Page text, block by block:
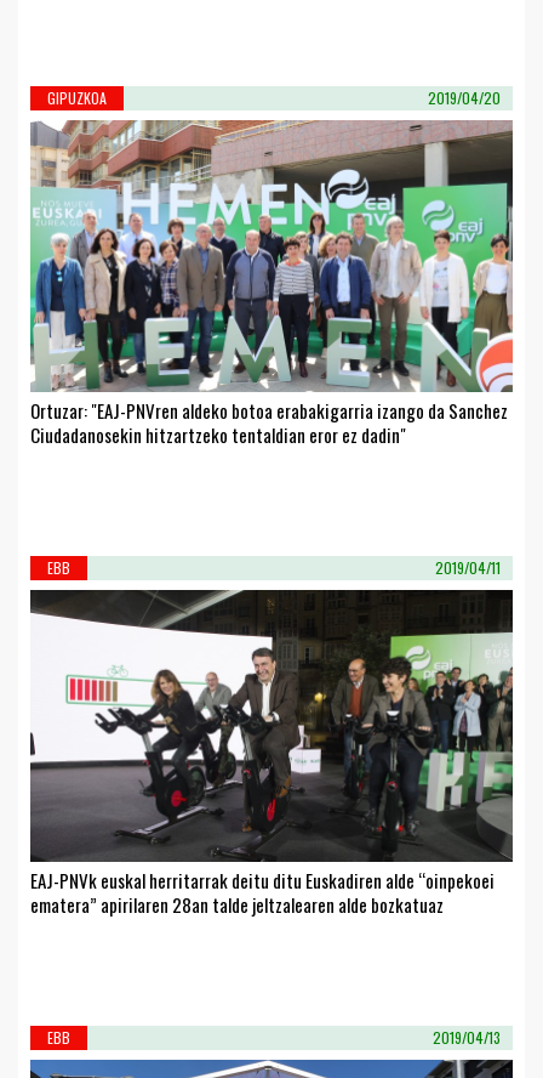
GIPUZKOA 2019/04/20
Ortuzar: "EAJ-PNVren aldeko botoa erabakigarria izango da Sanchez
Ciudadanosekin hitzartzeko tentaldian eror ez dadin"
EBB 2019/04/11
EAJ-PNVk euskal herritarrak deitu ditu Euskadiren alde “oinpekoei
ematera” apirilaren 28an talde jeltzalearen alde bozkatuaz
EBB 2019/04/13